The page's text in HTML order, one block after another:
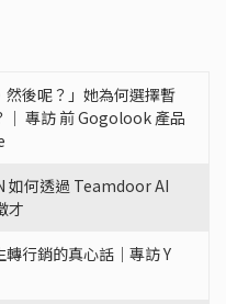
然後呢？」她為何選擇暫
｜ 專訪 前 Gogolook 產品
如何透過 Teamdoor AI
才
行銷的真心話｜專訪 Y